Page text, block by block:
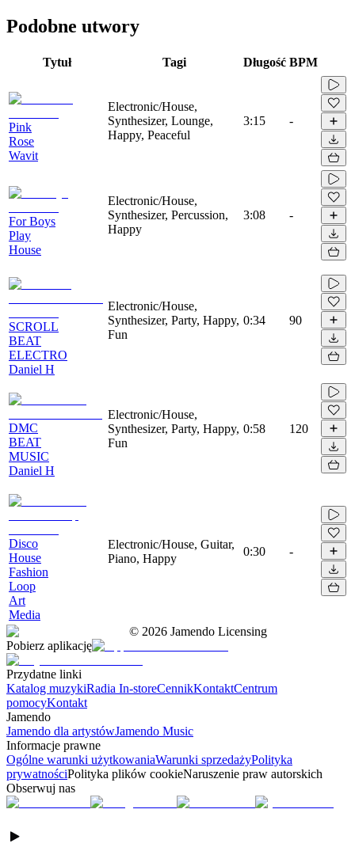
Podobne utwory
Tytuł Tagi Długość BPM
Pink
Rose
Wavit
Electronic/House,
Synthesizer, Lounge,
Happy, Peaceful
3:15 -
For Boys
Play
House
Electronic/House,
Synthesizer, Percussion,
Happy
3:08 -
SCROLL
BEAT
ELECTRO
Daniel H
Electronic/House,
Synthesizer, Party, Happy,
Fun
0:34 90
DMC
BEAT
MUSIC
Daniel H
Electronic/House,
Synthesizer, Party, Happy,
Fun
0:58 120
Disco
House
Fashion
Loop
Art
Media
Electronic/House, Guitar,
Piano, Happy
0:30 -
© 2026 Jamendo Licensing
Pobierz aplikację
Przydatne linki
Katalog muzykiRadia In-storeCennikKontaktCentrum
pomocyKontakt
Jamendo
Jamendo dla artystówJamendo Music
Informacje prawne
Ogólne warunki użytkowaniaWarunki sprzedażyPolityka
prywatnościPolityka plików cookieNaruszenie praw autorskich
Obserwuj nas